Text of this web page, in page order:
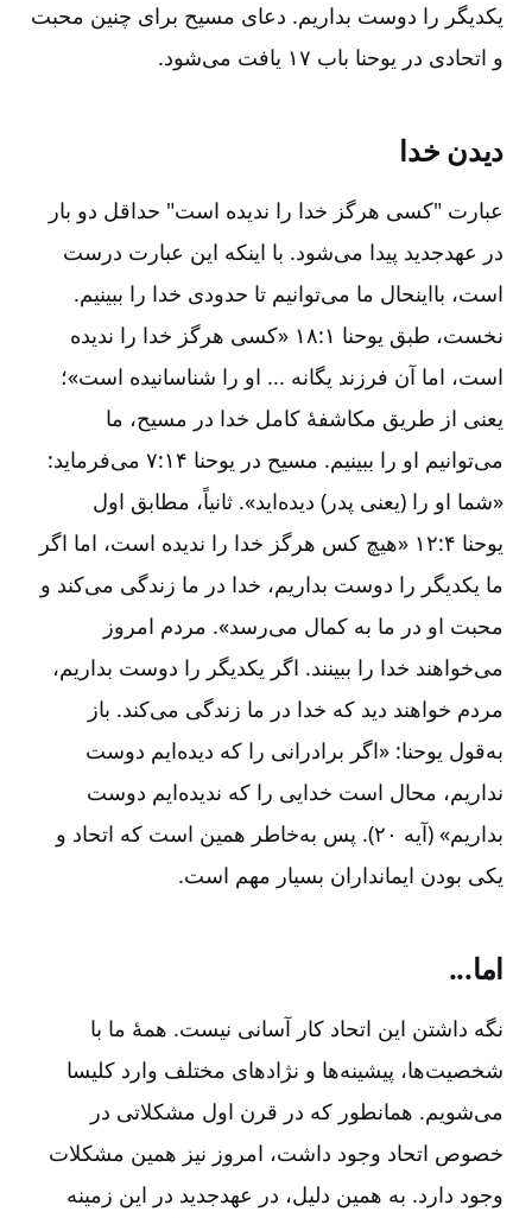
یکدیگر را دوست بداریم‌. دعای مسیح برای چنین محبت
و اتحادی در یوحنا باب ۱۷ یافت می‌شود.
دیدن خدا
عبارت "کسی هرگز خدا را ندیده است‌" حداقل دو بار
در عهدجدید پیدا می‌شود. با اینکه این عبارت درست
است‌، بااینحال ما می‌توانیم تا حدودی خدا را ببینیم‌.
نخست‌، طبق یوحنا ۱:‏۱۸ «کسی هرگز خدا را ندیده
است‌، اما آن فرزند یگانه ... او را شناسانیده است‌»؛
یعنی از طریق مکاشفۀ کامل خدا در مسیح‌، ما
می‌توانیم او را ببینیم‌. مسیح در یوحنا ۱۴:‏۷ می‌فرماید:
«شما او را (یعنی پدر) دیده‌اید». ثانیاً، مطابق اول
یوحنا ۴:‏۱۲ «هیچ کس هرگز خدا را ندیده است‌، اما اگر
ما یکدیگر را دوست بداریم‌، خدا در ما زندگی می‌کند و
محبت او در ما به کمال می‌رسد». مردم امروز
می‌خواهند خدا را ببینند. اگر یکدیگر را دوست بداریم‌،
مردم خواهند دید که خدا در ما زندگی می‌کند. باز
به‌قول یوحنا: «اگر برادرانی را که دیده‌ایم دوست
نداریم‌، محال است خدایی را که ندیده‌ایم دوست
بداریم‌» (آیه ۲۰). پس به‌خاطر همین است که اتحاد و
یکی بودن ایمانداران بسیار مهم است‌.
اما...
نگه داشتن این اتحاد کار آسانی نیست‌. همۀ ما با
شخصیت‌ها، پیشینه‌ها و نژادهای مختلف وارد کلیسا
می‌شویم‌. همانطور که در قرن اول مشکلاتی در
خصوص اتحاد وجود داشت‌، امروز نیز همین مشکلات
وجود دارد. به همین دلیل‌، در عهدجدید در این زمینه